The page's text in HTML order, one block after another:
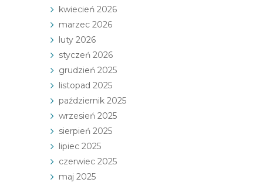
kwiecień 2026
marzec 2026
luty 2026
styczeń 2026
grudzień 2025
listopad 2025
październik 2025
wrzesień 2025
sierpień 2025
lipiec 2025
czerwiec 2025
maj 2025